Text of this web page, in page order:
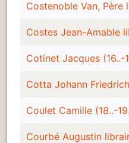
Costenoble Van, Père
Costes Jean-Amable
Cotinet Jacques (16..-
Cotta Johann
Coulet Camille (18..-
Courbé Augustin